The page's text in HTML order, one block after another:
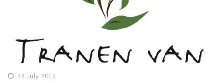
28 July 2016